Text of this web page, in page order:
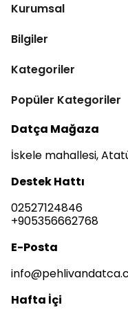
Kurumsal
Bilgiler
Kategoriler
Popüler Kategoriler
Datça Mağaza
İskele mahallesi,
Destek Hattı
02527124846
+905356662768
E-Posta
Hafta İçi